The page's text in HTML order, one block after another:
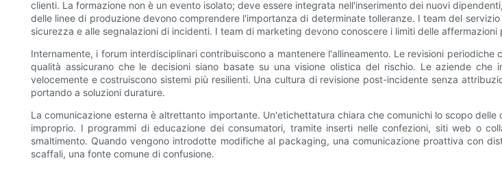
clienti. La formazione non è un evento isolato; deve essere integrata nell'inserimento dei nuovi
delle linee di produzione devono comprendere l'importanza di determinate tolleranze. I team del
sicurezza e alle segnalazioni di incidenti. I team di marketing devono conoscere i limiti delle
Internamente, i forum interdisciplinari contribuiscono a mantenere l'allineamento. Le revisioni
qualità assicurano che le decisioni siano basate su una visione olistica del rischio. Le aziende
velocemente e costruiscono sistemi più resilienti. Una cultura di revisione post-incidente senza
portando a soluzioni durature.
La comunicazione esterna è altrettanto importante. Un'etichettatura chiara che comunichi lo scopo
improprio. I programmi di educazione dei consumatori, tramite inserti nelle confezioni, siti web o
smaltimento. Quando vengono introdotte modifiche al packaging, una comunicazione proattiva con
scaffali, una fonte comune di confusione.